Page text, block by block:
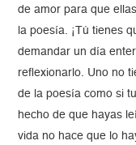
de amor para que
la poesía. ¡Tú tienes
demandar un día
reflexionarlo. Uno no
de la poesía como si
hecho de que hayas
vida no hace que lo